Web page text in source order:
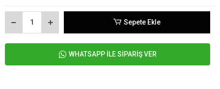
Sepete Ekle
WHATSAPP İLE SİPARİŞ VER